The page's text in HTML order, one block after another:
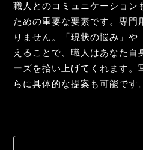
職人とのコミュニケーション
ための重要な要素です。専門
りません。「現状の悩み」や
えることで、職人はあなた自
ーズを拾い上げてくれます。
らに具体的な提案も可能です。